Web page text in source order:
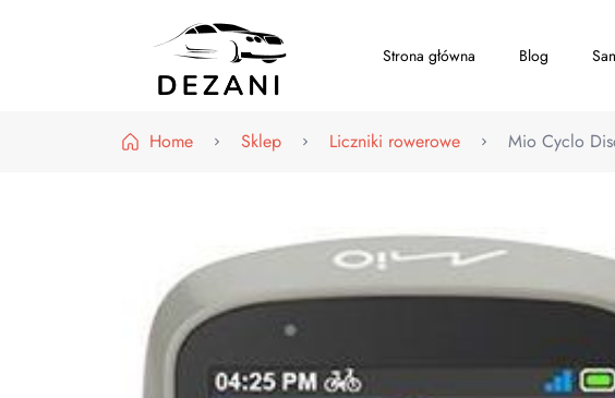
Strona główna Blog
Home Sklep Liczniki rowerowe Mio Cyclo